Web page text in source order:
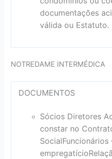
documentações
válida ou Estatuto.
NOTREDAME INTERMÉDICA
DOCUMENTOS
Sócios Diretores
constar no
Social
empregatício